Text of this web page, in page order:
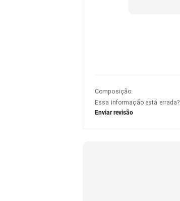
Composição:
Essa informação está errada?
Enviar revisão